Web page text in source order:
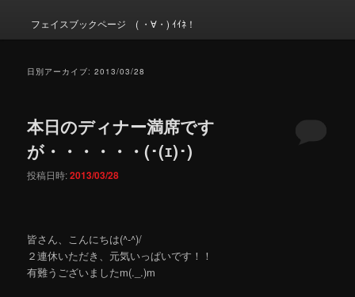
フェイスブックページ ( ・∀・) ｲｲﾈ！
日別アーカイブ:2013/03/28
本日のディナー満席です
が・・・・・・(･(ｪ)･)
投稿日時:2013/03/28
皆さん、こんにちは(^-^)/
２連休いただき、元気いっぱいです！！
有難うございましたm(._.)m